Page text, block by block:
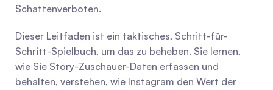
Schattenverboten.
Dieser Leitfaden ist ein taktisches, Schritt-für-
Schritt-Spielbuch, um das zu beheben. Sie lernen,
wie Sie Story-Zuschauer-Daten erfassen und
behalten, verstehen, wie Instagram den Wert der